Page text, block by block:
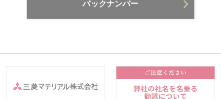
バックナンバー